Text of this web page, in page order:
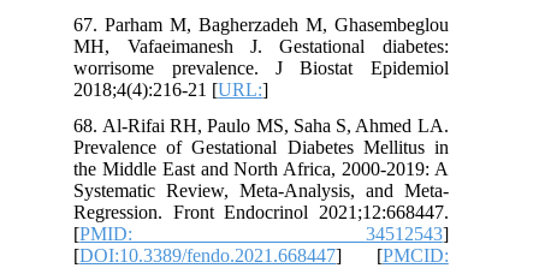
67. Parham M, Bagherzadeh M, Ghasembeglou
MH, Vafaeimanesh J. Gestational diabetes:
worrisome prevalence. J Biostat Epidemiol
2018;4(4):216-21 [URL:
68. Al-Rifai RH, Paulo MS, Saha S, Ahmed LA.
Prevalence of Gestational Diabetes Mellitus in
the Middle East and North Africa, 2000-2019: A
Systematic Review, Meta-Analysis, and Meta-
Regression. Front Endocrinol 2021;12:668447.
[PMID: 34512543
[DOI:10.3389/fendo.2021.668447 ] [PMCID: